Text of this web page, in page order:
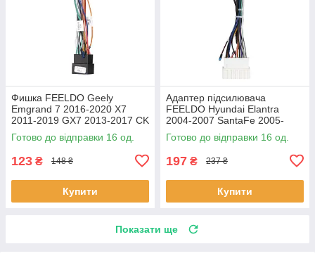
Фишка FEELDO Geely
Emgrand 7 2016-2020 X7
2011-2019 GX7 2013-2017 CK
2008-2016 (7506) 16шт
Готово до відправки 16 од.
123 ₴ 148 ₴
Купити
Адаптер підсилювача
FEELDO Hyundai Elantra
2004-2007 SantaFe 2005-
2012 Kia Rio 2005-2011
Sportaga 04-10 16шт
Готово до відправки 16 од.
197 ₴ 237 ₴
Купити
Показати ще